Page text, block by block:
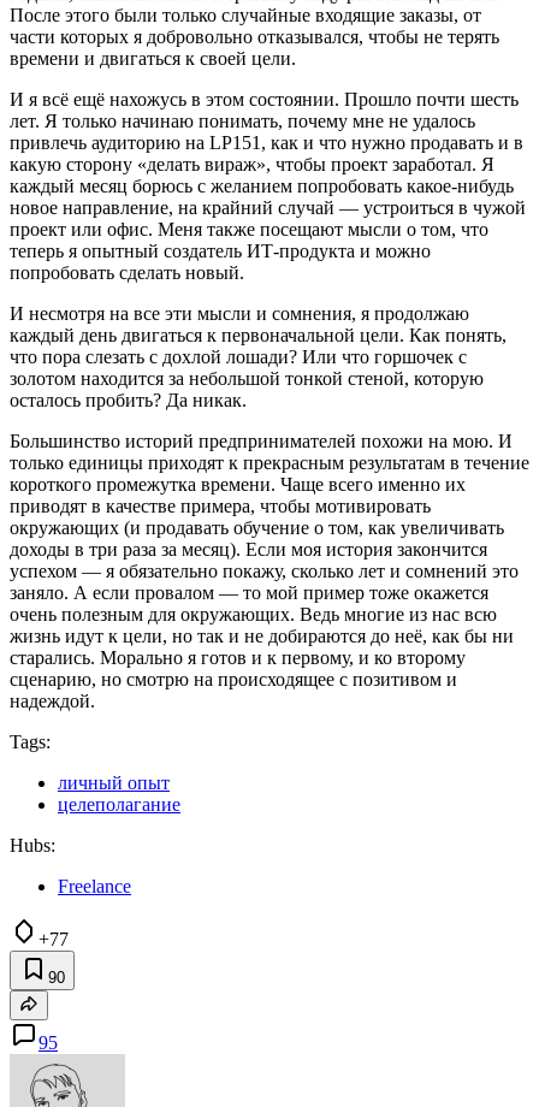
После этого были только случайные входящие заказы, от
части которых я добровольно отказывался, чтобы не терять
времени и двигаться к своей цели.
И я всё ещё нахожусь в этом состоянии. Прошло почти шесть
лет. Я только начинаю понимать, почему мне не удалось
привлечь аудиторию на LP151, как и что нужно продавать и в
какую сторону «делать вираж», чтобы проект заработал. Я
каждый месяц борюсь с желанием попробовать какое-нибудь
новое направление, на крайний случай — устроиться в чужой
проект или офис. Меня также посещают мысли о том, что
теперь я опытный создатель ИТ-продукта и можно
попробовать сделать новый.
И несмотря на все эти мысли и сомнения, я продолжаю
каждый день двигаться к первоначальной цели. Как понять,
что пора слезать с дохлой лошади? Или что горшочек с
золотом находится за небольшой тонкой стеной, которую
осталось пробить? Да никак.
Большинство историй предпринимателей похожи на мою. И
только единицы приходят к прекрасным результатам в течение
короткого промежутка времени. Чаще всего именно их
приводят в качестве примера, чтобы мотивировать
окружающих (и продавать обучение о том, как увеличивать
доходы в три раза за месяц). Если моя история закончится
успехом — я обязательно покажу, сколько лет и сомнений это
заняло. А если провалом — то мой пример тоже окажется
очень полезным для окружающих. Ведь многие из нас всю
жизнь идут к цели, но так и не добираются до неё, как бы ни
старались. Морально я готов и к первому, и ко второму
сценарию, но смотрю на происходящее с позитивом и
надеждой.
Tags:
личный опыт
целеполагание
Hubs:
Freelance
+77
90
95